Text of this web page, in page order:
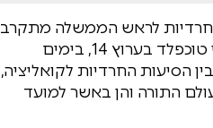
לראש הממשלה מתקרב
לפשרה? על פי דיווחו של מתי טוכפלד בערוץ 14, בימים
הסיעות החרדיות לקואליציה,
התורה והן באשר למועד